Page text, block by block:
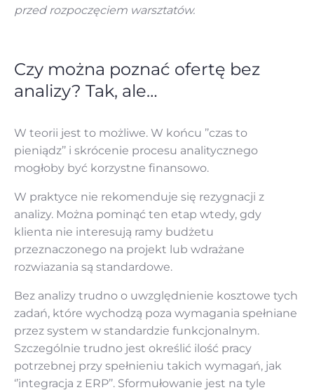
przed rozpoczęciem warsztatów.
Czy można poznać ofertę bez
analizy? Tak, ale…
W teorii jest to możliwe. W końcu ’’czas to
pieniądz’’ i skrócenie procesu analitycznego
mogłoby być korzystne finansowo.
W praktyce nie rekomenduje się rezygnacji z
analizy. Można pominąć ten etap wtedy, gdy
klienta nie interesują ramy budżetu
przeznaczonego na projekt lub wdrażane
rozwiazania są standardowe.
Bez analizy trudno o uwzględnienie kosztowe tych
zadań, które wychodzą poza wymagania spełniane
przez system w standardzie funkcjonalnym.
Szczególnie trudno jest określić ilość pracy
potrzebnej przy spełnieniu takich wymagań, jak
‘’integracja z ERP’’. Sformułowanie jest na tyle